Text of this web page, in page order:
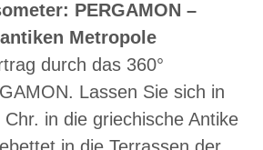
PERGAMON –
Metropole
durch das 360°
Lassen Sie sich in
in die griechische Antike
in die Terrassen der